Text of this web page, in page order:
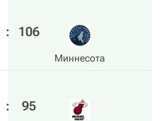
: 106
Миннесота
: 95